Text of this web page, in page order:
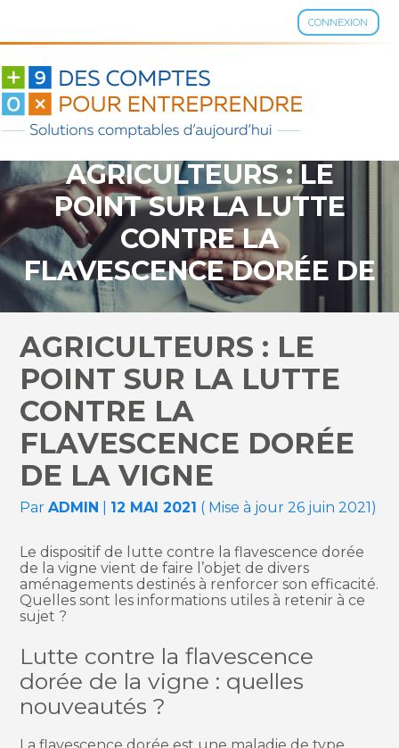
CONNEXION
Aller
contenu
AGRICULTEURS : LE
POINT SUR LA LUTTE
CONTRE LA
FLAVESCENCE DORÉE DE
LA VIGNE
AGRICULTEURS : LE
POINT SUR LA LUTTE
CONTRE LA
FLAVESCENCE DORÉE
DE LA VIGNE
ParADMIN 12 MAI 2021 ( Mise à jour 26 juin 2021)
Le dispositif de lutte contre la flavescence dorée
de la vigne vient de faire l’objet de divers
aménagements destinés à renforcer son efficacité.
Quelles sont les informations utiles à retenir à ce
sujet ?
Lutte contre la flavescence
dorée de la vigne : quelles
nouveautés ?
La flavescence dorée est une maladie de type